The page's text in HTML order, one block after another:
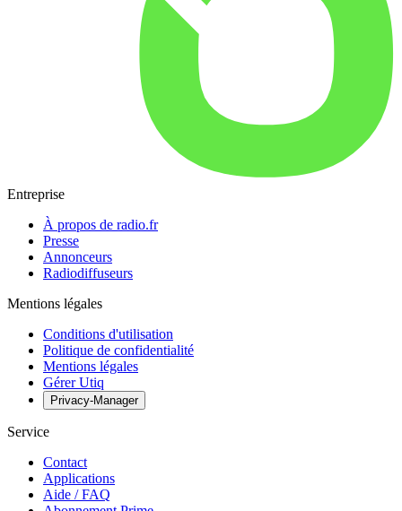
Entreprise
À propos de radio.fr
Presse
Annonceurs
Radiodiffuseurs
Mentions légales
Conditions d'utilisation
Politique de confidentialité
Mentions légales
Gérer Utiq
Privacy-Manager
Service
Contact
Applications
Aide / FAQ